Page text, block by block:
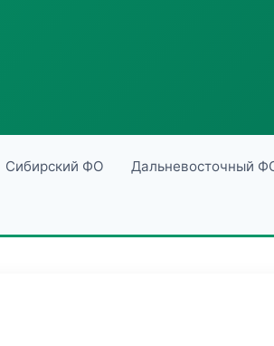
Сибирский ФО Дальневосточный